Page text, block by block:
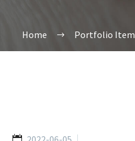
Home Portfolio Item